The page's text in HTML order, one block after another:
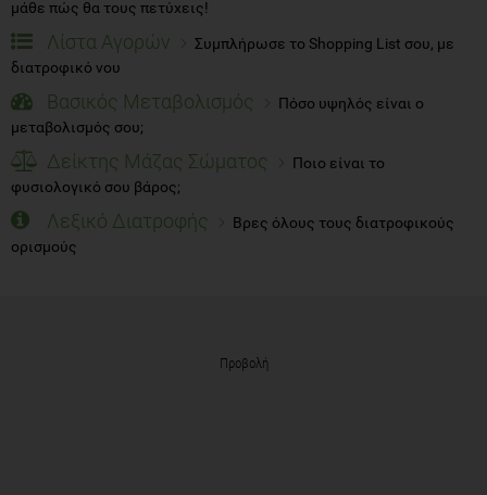
μάθε πώς θα τους πετύχεις!
Λίστα Αγορών
Συμπλήρωσε το Shopping List σου, με
διατροφικό νου
Βασικός Μεταβολισμός
Πόσο υψηλός είναι ο
μεταβολισμός σου;
Δείκτης Μάζας Σώματος
Ποιο είναι το
φυσιολογικό σου βάρος;
Λεξικό Διατροφής
Βρες όλους τους διατροφικούς
ορισμούς
Προβολή